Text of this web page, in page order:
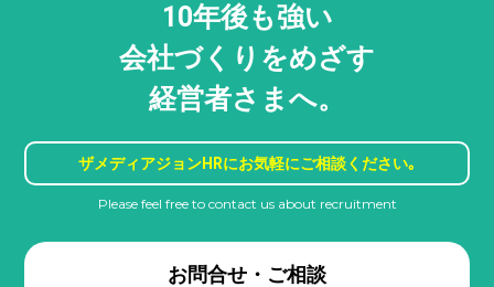
10年後も強い
会社づくりをめざす
経営者さまへ。
ザメディアジョンHRにお気軽にご相談ください｡
Please feel free to contact us about recruitment
お問合せ・ご相談